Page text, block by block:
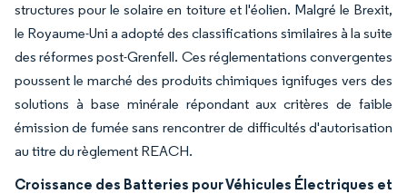
structures pour le solaire en toiture et l'éolien. Malgré le Brexit,
le Royaume-Uni a adopté des classifications similaires à la suite
des réformes post-Grenfell. Ces réglementations convergentes
poussent le marché des produits chimiques ignifuges vers des
solutions à base minérale répondant aux critères de faible
émission de fumée sans rencontrer de difficultés d'autorisation
au titre du règlement REACH.
Croissance des Batteries pour Véhicules Électriques et